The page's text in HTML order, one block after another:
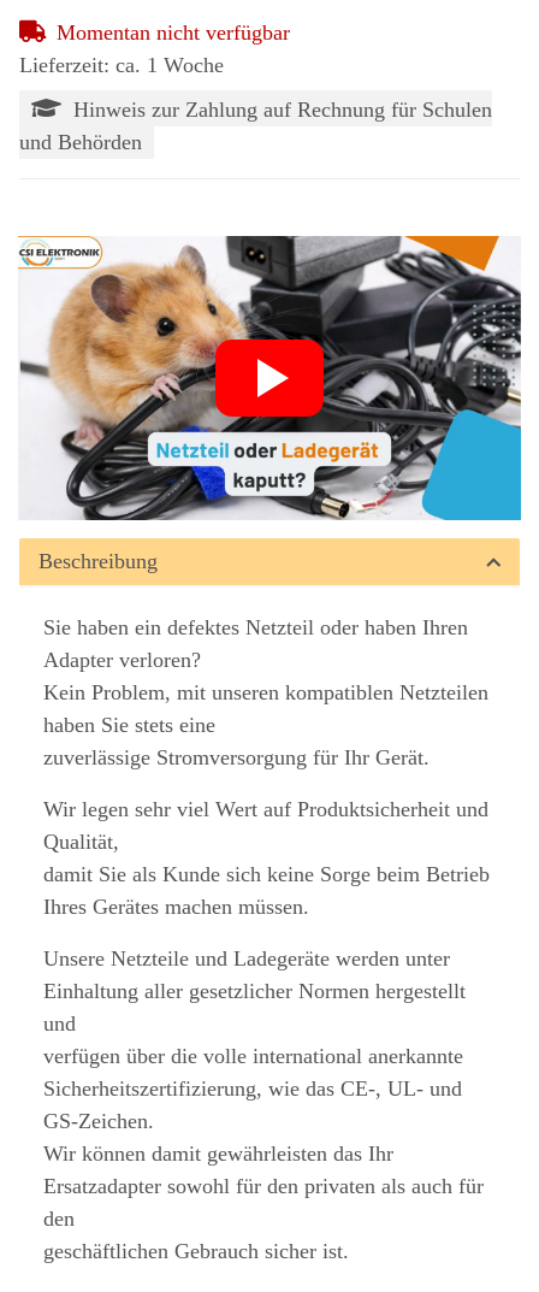
Momentan nicht verfügbar
Lieferzeit: ca. 1 Woche
Hinweis zur Zahlung auf Rechnung für Schulen
und Behörden
Beschreibung
Sie haben ein defektes Netzteil oder haben Ihren
Adapter verloren?
Kein Problem, mit unseren kompatiblen Netzteilen
haben Sie stets eine
zuverlässige Stromversorgung für Ihr Gerät.
Wir legen sehr viel Wert auf Produktsicherheit und
Qualität,
damit Sie als Kunde sich keine Sorge beim Betrieb
Ihres Gerätes machen müssen.
Unsere Netzteile und Ladegeräte werden unter
Einhaltung aller gesetzlicher Normen hergestellt
und
verfügen über die volle international anerkannte
Sicherheitszertifizierung, wie das CE-, UL- und
GS-Zeichen.
Wir können damit gewährleisten das Ihr
Ersatzadapter sowohl für den privaten als auch für
den
geschäftlichen Gebrauch sicher ist.